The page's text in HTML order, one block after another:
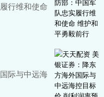
行维和使命
际与中远海